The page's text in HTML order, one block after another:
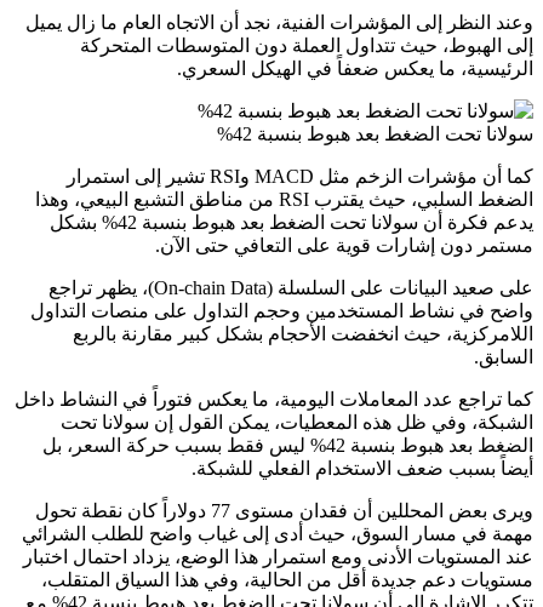
وعند النظر إلى المؤشرات الفنية، نجد أن الاتجاه العام ما زال يميل
إلى الهبوط، حيث تتداول العملة دون المتوسطات المتحركة
الرئيسية، ما يعكس ضعفاً في الهيكل السعري.
سولانا تحت الضغط بعد هبوط بنسبة 42%
كما أن مؤشرات الزخم مثل MACD وRSI تشير إلى استمرار
الضغط السلبي، حيث يقترب RSI من مناطق التشبع البيعي، وهذا
يدعم فكرة أن سولانا تحت الضغط بعد هبوط بنسبة 42% بشكل
مستمر دون إشارات قوية على التعافي حتى الآن.
على صعيد البيانات على السلسلة (On-chain Data)، يظهر تراجع
واضح في نشاط المستخدمين وحجم التداول على منصات التداول
اللامركزية، حيث انخفضت الأحجام بشكل كبير مقارنة بالربع
السابق.
كما تراجع عدد المعاملات اليومية، ما يعكس فتوراً في النشاط داخل
الشبكة، وفي ظل هذه المعطيات، يمكن القول إن سولانا تحت
الضغط بعد هبوط بنسبة 42% ليس فقط بسبب حركة السعر، بل
أيضاً بسبب ضعف الاستخدام الفعلي للشبكة.
ويرى بعض المحللين أن فقدان مستوى 77 دولاراً كان نقطة تحول
مهمة في مسار السوق، حيث أدى إلى غياب واضح للطلب الشرائي
عند المستويات الأدنى ومع استمرار هذا الوضع، يزداد احتمال اختبار
مستويات دعم جديدة أقل من الحالية، وفي هذا السياق المتقلب،
تتكرر الإشارة إلى أن سولانا تحت الضغط بعد هبوط بنسبة 42% مع